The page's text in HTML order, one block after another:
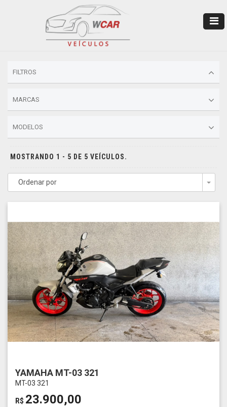
FILTROS
MARCAS
MODELOS
MOSTRANDO 1 - 5 DE 5 VEÍCULOS.
Ordenar por
YAMAHA MT-03 321
MT-03 321
R$ 23.900,00